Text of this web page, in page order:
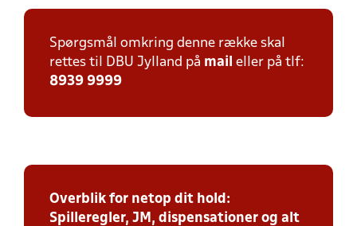
Spørgsmål omkring denne række skal
rettes til DBU Jylland på mail eller på tlf:
8939 9999
Overblik for netop dit hold:
Spilleregler, JM, dispensationer og alt